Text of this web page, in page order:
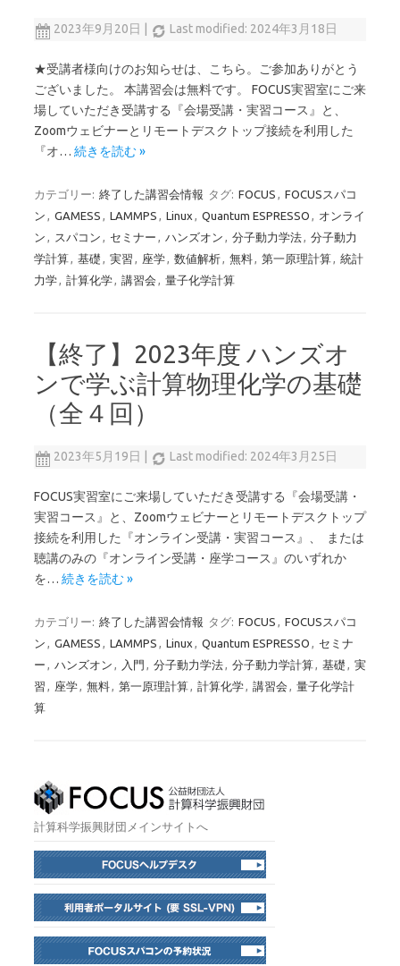
2023年9月20日 Last modified: 2024年3月18日
★受講者様向けのお知らせは、こちら。ご参加ありがとう
ございました。 本講習会は無料です。 FOCUS実習室にご来
場していただき受講する『会場受講・実習コース』と、
Zoomウェビナーとリモートデスクトップ接続を利用した
『オ… 続きを読む »
カテゴリー: 終了した講習会情報 タグ: FOCUS , FOCUSスパコ
ン , GAMESS , LAMMPS , Linux , Quantum ESPRESSO , オンライ
ン , スパコン , セミナー , ハンズオン , 分子動力学法, 分子動力
学計算, 基礎 , 実習 , 座学, 数値解析, 無料, 第一原理計算, 統計
力学, 計算化学, 講習会 , 量子化学計算
【終了】2023年度 ハンズオ
ンで学ぶ計算物理化学の基礎
（全４回）
2023年5月19日 Last modified: 2024年3月25日
FOCUS実習室にご来場していただき受講する『会場受講・
実習コース』と、Zoomウェビナーとリモートデスクトップ
接続を利用した『オンライン受講・実習コース』、 または
聴講のみの『オンライン受講・座学コース』のいずれか
を… 続きを読む »
カテゴリー: 終了した講習会情報 タグ: FOCUS , FOCUSスパコ
ン , GAMESS , LAMMPS , Linux , Quantum ESPRESSO , セミナ
ー , ハンズオン , 入門 , 分子動力学法, 分子動力学計算, 基礎 , 実
習 , 座学, 無料, 第一原理計算, 計算化学, 講習会 , 量子化学計
算
計算科学振興財団メインサイトへ